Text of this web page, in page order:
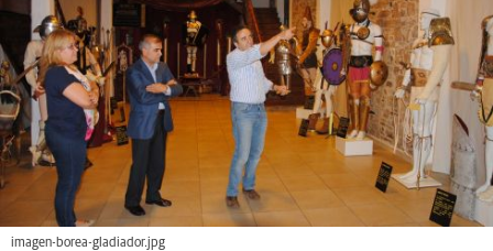
imagen-borea-gladiador.jpg